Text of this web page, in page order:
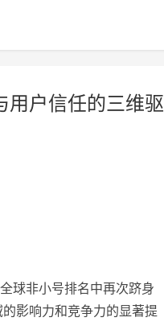
户信任的三维驱
球非小号排名中再次跻身
影响力和竞争力的显著提